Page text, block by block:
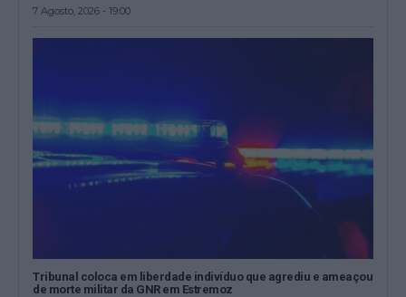
7 Agosto, 2026 - 19:00
Tribunal coloca em liberdade indivíduo que agrediu e ameaçou
de morte militar da GNR em Estremoz